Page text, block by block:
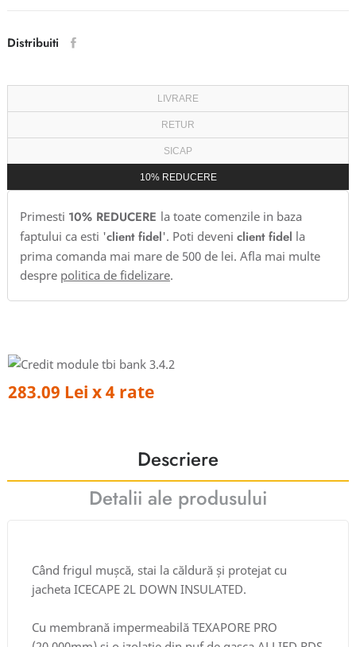
Distribuiti
LIVRARE
RETUR
SICAP
10% REDUCERE
Primesti 10% REDUCERE la toate comenzile in baza
faptului ca esti 'client fidel'. Poti deveni client fidel la
prima comanda mai mare de 500 de lei. Afla mai multe
despre politica de fidelizare.
283.09 Lei x 4 rate
Descriere
Detalii ale produsului
Când frigul mușcă, stai la căldură și protejat cu
jacheta ICECAPE 2L DOWN INSULATED.
Cu membrană impermeabilă TEXAPORE PRO